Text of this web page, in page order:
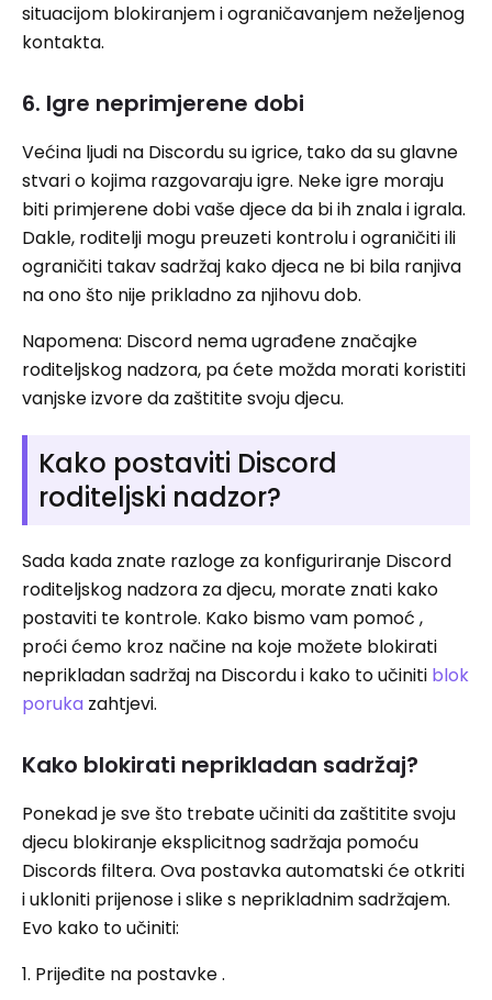
situacijom blokiranjem i ograničavanjem neželjenog
kontakta.
6. Igre neprimjerene dobi
Većina ljudi na Discordu su igrice, tako da su glavne
stvari o kojima razgovaraju igre. Neke igre moraju
biti primjerene dobi vaše djece da bi ih znala i igrala.
Dakle, roditelji mogu preuzeti kontrolu i ograničiti ili
ograničiti takav sadržaj kako djeca ne bi bila ranjiva
na ono što nije prikladno za njihovu dob.
Napomena: Discord nema ugrađene značajke
roditeljskog nadzora, pa ćete možda morati koristiti
vanjske izvore da zaštitite svoju djecu.
Kako postaviti Discord
roditeljski nadzor?
Sada kada znate razloge za konfiguriranje Discord
roditeljskog nadzora za djecu, morate znati kako
postaviti te kontrole. Kako bismo vam pomoć ,
proći ćemo kroz načine na koje možete blokirati
neprikladan sadržaj na Discordu i kako to učiniti blok
poruka zahtjevi.
Kako blokirati neprikladan sadržaj?
Ponekad je sve što trebate učiniti da zaštitite svoju
djecu blokiranje eksplicitnog sadržaja pomoću
Discords filtera. Ova postavka automatski će otkriti
i ukloniti prijenose i slike s neprikladnim sadržajem.
Evo kako to učiniti:
1. Prijeđite na postavke .